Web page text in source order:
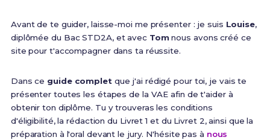
Avant de te guider, laisse-moi me présenter : je suis Louise,
diplômée du Bac STD2A, et avec Tomnous avons créé ce
site pour t'accompagner dans ta réussite.
Dans ce guide complet que j'ai rédigé pour toi, je vais te
présenter toutes les étapes de la VAE afin de t'aider à
obtenir ton diplôme. Tu y trouveras les conditions
d'éligibilité, la rédaction du Livret 1 et du Livret 2, ainsi que la
préparation à l'oral devant le jury. N'hésite pas à nous